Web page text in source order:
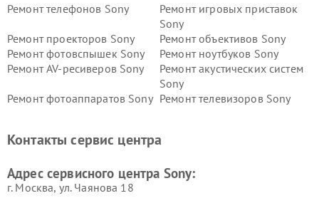
Ремонт телефонов Sony
Ремонт игровых приставок
Sony
Ремонт проекторов Sony
Ремонт объективов Sony
Ремонт фотовспышек Sony
Ремонт ноутбуков Sony
Ремонт AV-ресиверов Sony
Ремонт акустических систем
Sony
Ремонт фотоаппаратов Sony Ремонт телевизоров Sony
Контакты сервис центра
Адрес сервисного центра Sony:
г. Москва, ул. Чаянова 18